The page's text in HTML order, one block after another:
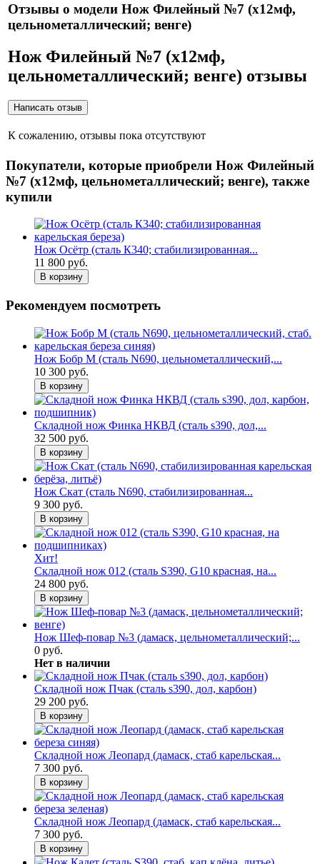
Отзывы о модели Нож Филейный №7 (х12мф,
цельнометаллический; венге)
Нож Филейный №7 (х12мф,
цельнометаллический; венге) отзывы
К сожалению, отзывы пока отсутствуют
Покупатели, которые приобрели Нож Филейный
№7 (х12мф, цельнометаллический; венге), также
купили
Нож Осётр (сталь К340; стабилизированная...
11 800 руб.
В корзину
Рекомендуем посмотреть
Нож Бобр М (сталь N690, цельнометаллический,...
10 300 руб.
В корзину
Складной нож Финка НКВД (сталь s390, дол,...
32 500 руб.
В корзину
Нож Скат (сталь N690, стабилизированная...
9 300 руб.
В корзину
Хит!
Складной нож 012 (сталь S390, G10 красная, на...
24 800 руб.
В корзину
Нож Шеф-повар №3 (дамаск, цельнометаллический;...
0 руб.
Нет в наличии
Складной нож Пчак (сталь s390, дол, карбон)
29 200 руб.
В корзину
Складной нож Леопард (дамаск, стаб карельская...
7 300 руб.
В корзину
Складной нож Леопард (дамаск, стаб карельская...
7 300 руб.
В корзину